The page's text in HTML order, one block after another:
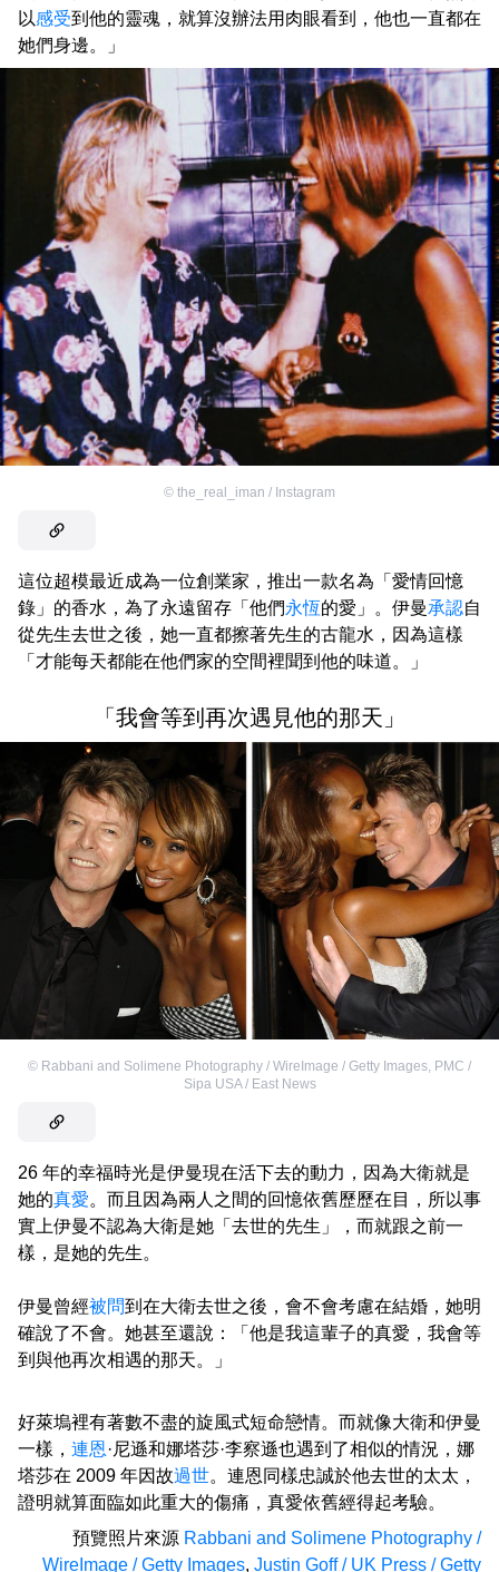
以感受到他的靈魂，就算沒辦法用肉眼看到，他也一直都在
她們身邊。」
© the_real_iman / Instagram
這位超模最近成為一位創業家，推出一款名為「愛情回憶
錄」的香水，為了永遠留存「他們永恆的愛」。伊曼承認自
從先生去世之後，她一直都擦著先生的古龍水，因為這樣
「才能每天都能在他們家的空間裡聞到他的味道。」
「我會等到再次遇見他的那天」
© Rabbani and Solimene Photography / WireImage / Getty Images PMC /
Sipa USA / East News
26 年的幸福時光是伊曼現在活下去的動力，因為大衛就是
她的真愛。而且因為兩人之間的回憶依舊歷歷在目，所以事
實上伊曼不認為大衛是她「去世的先生」，而就跟之前一
樣，是她的先生。
伊曼曾經被問到在大衛去世之後，會不會考慮在結婚，她明
確說了不會。她甚至還說：「他是我這輩子的真愛，我會等
到與他再次相遇的那天。」
好萊塢裡有著數不盡的旋風式短命戀情。而就像大衛和伊曼
一樣， 連恩·尼遜和娜塔莎·李察遜也遇到了相似的情況，娜
塔莎在 2009 年因故過世。連恩同樣忠誠於他去世的太太，
證明就算面臨如此重大的傷痛，真愛依舊經得起考驗。
預覽照片來源 Rabbani and Solimene Photography /
WireImage / Getty Images, Justin Goff / UK Press / Getty